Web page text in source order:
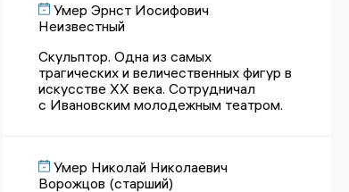
Умер Эрнст Иосифович
Неизвестный
Скульптор. Одна из самых
трагических и величественных фигур в
искусстве XX века. Сотрудничал
с Ивановским молодежным театром.
Умер Николай Николаевич
Ворожцов (старший)